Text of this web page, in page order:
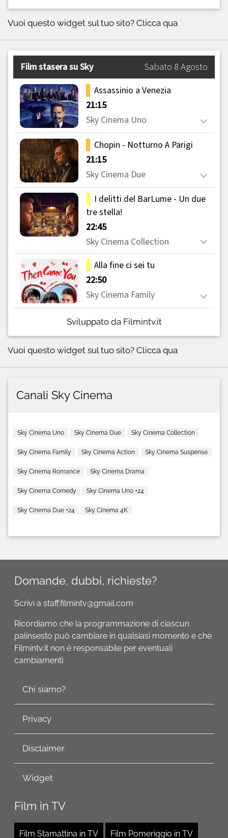
Vuoi questo widget sul tuo sito? Clicca qua
Sviluppato da Filmintv.it
Vuoi questo widget sul tuo sito? Clicca qua
Canali Sky Cinema
Sky Cinema Uno Sky Cinema Due Sky Cinema Collection
Sky Cinema Family Sky Cinema Action Sky Cinema Suspense
Sky Cinema Romance Sky Cinema Drama
Sky Cinema Comedy Sky Cinema Uno +24
Sky Cinema Due +24 Sky Cinema 4K
Domande, dubbi, richieste?
Scrivi a staff.filmintv@gmail.com
Ricordiamo che la programmazione di ciascun
palinsesto può cambiare in qualsiasi momento e che
Filmintv.it non è responsabile per eventuali
cambiamenti.
Chi siamo?
Privacy
Disclaimer
Widget
Film in TV
Film Stamattina in TV Film Pomeriggio in TV